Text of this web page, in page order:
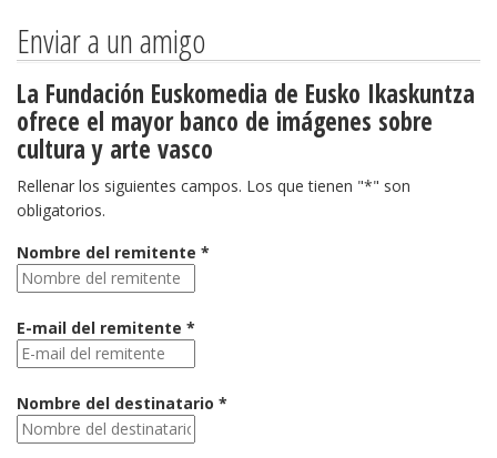
Enviar a un amigo
La Fundación Euskomedia de Eusko Ikaskuntza
ofrece el mayor banco de imágenes sobre
cultura y arte vasco
Rellenar los siguientes campos. Los que tienen "*" son
obligatorios.
Nombre del remitente *
E-mail del remitente *
Nombre del destinatario *